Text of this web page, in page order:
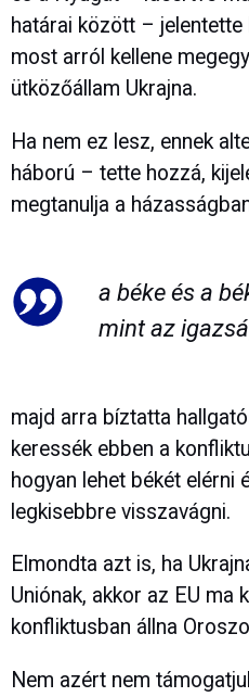
határai között – jelentette
most arról kellene
ütközőállam Ukrajna.
Ha nem ez lesz, ennek
háború – tette hozzá,
megtanulja a
a béke és a
mint az
majd arra bíztatta
keressék ebben a
hogyan lehet békét elérni
legkisebbre visszavágni.
Elmondta azt is, ha
Uniónak, akkor az EU ma
konfliktusban állna
Nem azért nem